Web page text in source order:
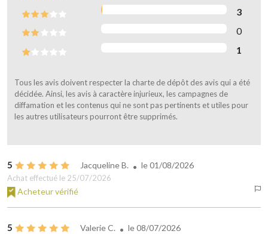
3
0
1
Tous les avis doivent respecter la charte de dépôt des avis qui a été
décidée. Ainsi, les avis à caractère injurieux, les campagnes de
diffamation et les contenus qui ne sont pas pertinents et utiles pour
les autres utilisateurs pourront être supprimés.
5 Jacqueline B. le01/08/2026
Achat effectué le 25/07/2026
Acheteur vérifié
5 Valerie C. le08/07/2026